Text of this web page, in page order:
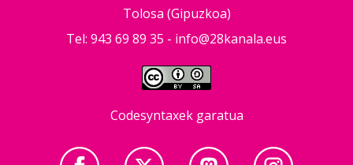
Tolosa (Gipuzkoa)
Tel: 943 69 89 35 - info@28kanala.eus
Codesyntaxek garatua